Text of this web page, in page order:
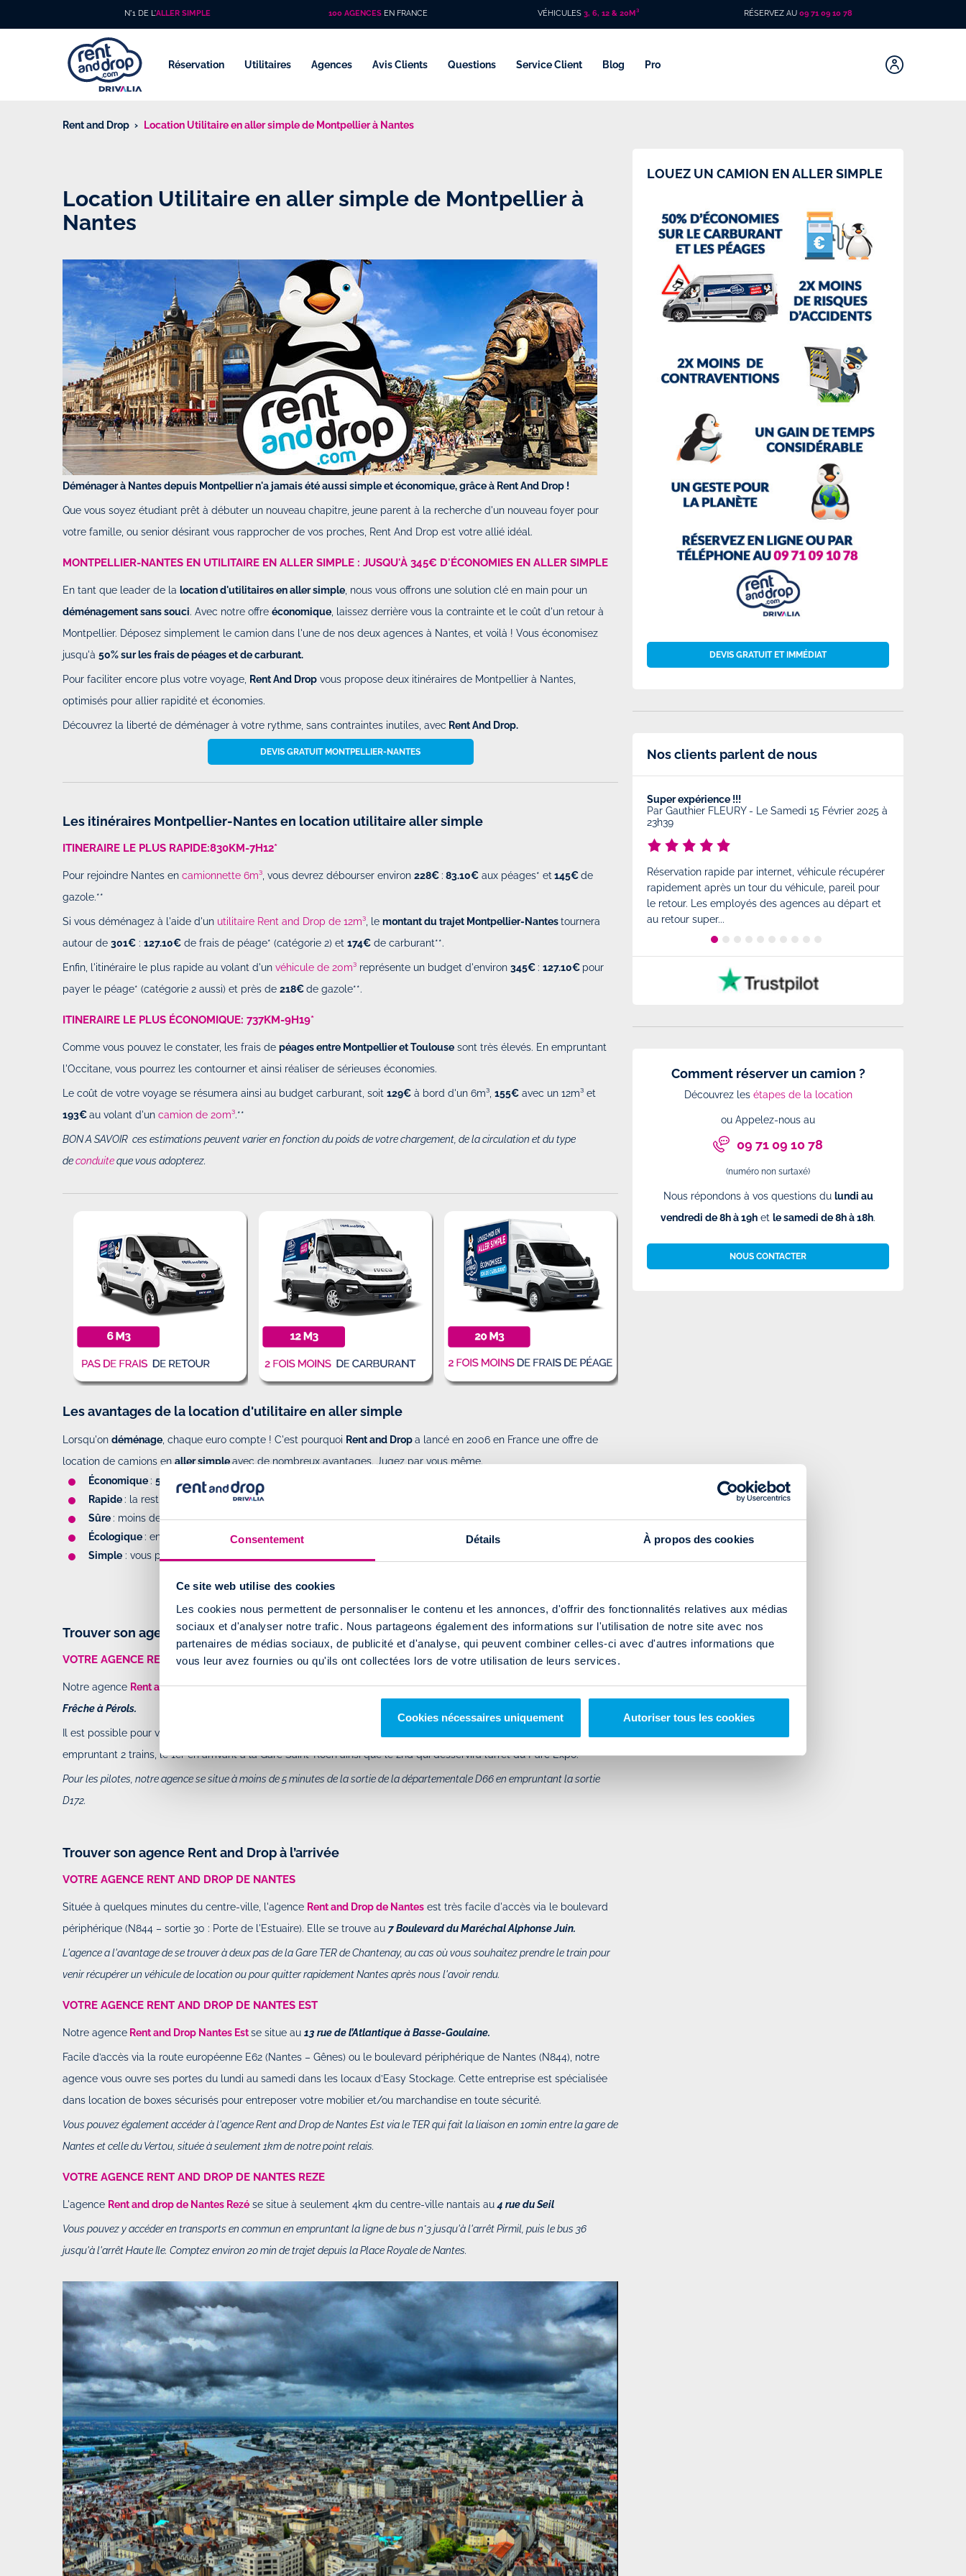
Consentement Détails À propos des cookies
Ce site web utilise des cookies
Les cookies nous permettent de personnaliser le contenu et les annonces, d'offrir des fonctionnalités relatives aux médias
sociaux et d'analyser notre trafic. Nous partageons également des informations sur l'utilisation de notre site avec nos
partenaires de médias sociaux, de publicité et d'analyse, qui peuvent combiner celles-ci avec d'autres informations que
vous leur avez fournies ou qu'ils ont collectées lors de votre utilisation de leurs services.
Cookies nécessaires uniquement Autoriser tous les cookies
N°1 DE L'ALLER SIMPLE 100 AGENCESEN FRANCE VÉHICULES 3, 6, 12 & 20M³ RÉSERVEZ AU09 71 09 10 78
Réservation Utilitaires Agences Avis Clients Questions Service Client Blog Pro
Rent and Drop Location Utilitaire en aller simple de Montpellier à Nantes
Location Utilitaire en aller simple de Montpellier à
Nantes
Déménager à Nantes depuis Montpellier n'a jamais été aussi simple et économique, grâce à Rent And Drop !
Que vous soyez étudiant prêt à débuter un nouveau chapitre, jeune parent à la recherche d'un nouveau foyer pour
votre famille, ou senior désirant vous rapprocher de vos proches, Rent And Drop est votre allié idéal.
MONTPELLIER-NANTES EN UTILITAIRE EN ALLER SIMPLE : JUSQU'À 345€ D'ÉCONOMIES EN ALLER SIMPLE
En tant que leader de la location d'utilitaires en aller simple , nous vous offrons une solution clé en main pour un
déménagement sans souci. Avec notre offre économique , laissez derrière vous la contrainte et le coût d'un retour à
Montpellier. Déposez simplement le camion dans l'une de nos deux agences à Nantes, et voilà ! Vous économisez
jusqu'à 50% sur les frais de péages et de carburant.
Pour faciliter encore plus votre voyage, Rent And Drop vous propose deux itinéraires de Montpellier à Nantes,
optimisés pour allier rapidité et économies.
Découvrez la liberté de déménager à votre rythme, sans contraintes inutiles, avec Rent And Drop.
DEVIS GRATUIT MONTPELLIER-NANTES
Les itinéraires Montpellier-Nantes en location utilitaire aller simple
ITINERAIRE LE PLUS RAPIDE:830KM-7H12*
Pour rejoindre Nantes en camionnette 6m³ , vous devrez débourser environ 228€ : 83.10€ aux péages* et 145€de
gazole.**
Si vous déménagez à l'aide d'un utilitaire Rent and Drop de 12m³ , le montant du trajet Montpellier-Nantestournera
autour de 301€ : 127.10€ de frais de péage* (catégorie 2) et 174€ de carburant**.
Enfin, l'itinéraire le plus rapide au volant d'un véhicule de 20m³ représente un budget d'environ 345€ : 127.10€ pour
payer le péage* (catégorie 2 aussi) et près de 218€de gazole**.
ITINERAIRE LE PLUS ÉCONOMIQUE: 737KM-9H19*
Comme vous pouvez le constater, les frais de péages entre Montpellier et Toulouse sont très élevés. En empruntant
l'Occitane, vous pourrez les contourner et ainsi réaliser de sérieuses économies.
Le coût de votre voyage se résumera ainsi au budget carburant, soit 129€ à bord d'un 6m³, 155€ avec un 12m³ et
193€au volant d'un camion de 20m³.**
BON A SAVOIR ces estimations peuvent varier en fonction du poids de votre chargement, de la circulation et du type
deconduiteque vous adopterez.
Les avantages de la location d'utilitaire en aller simple
Lorsqu'on déménage , chaque euro compte ! C'est pourquoi Rent and Dropa lancé en 2006 en France une offre de
location de camions en aller simpleavec de nombreux avantages. Jugez par vous même.
Économique : 50% d'économies sur les
Rapide : la restitution se fait à l’agence la plus proche de votre lieu d’arrivée
Sûre : moins de temps sur la route permet de réduire les risques d'accidents
Écologique : en trajet unique, les émissions de CO2 sont réduites de 50%
Simple : vous pouvez
Trouver son agence Rent and Drop au départ
VOTRE AGENCE RENT AND DROP DE MONTPELLIER
Notre agence Rent and Drop de Montpellierest située sur leParking Commercial Méditerranée, Avenue Georges
Frêche à Pérols.
Il est possible pour vous de vous y rendre en transport. En effet, vous arriverez du centre de Montpellier en
empruntant 2 trains, le 1er en arrivant à la Gare Saint-Roch ainsi que le 2nd qui desservira l’arrêt du Parc Expo.
Pour les pilotes, notre agence se situe à moins de 5 minutes de la sortie de la départementale D66 en empruntant la sortie
D172.
Trouver son agence Rent and Drop à l’arrivée
VOTRE AGENCE RENT AND DROP DE NANTES
Située à quelques minutes du centre-ville, l'agence Rent and Drop de Nantes est très facile d'accès via le boulevard
périphérique (N844 – sortie 30 : Porte de l'Estuaire). Elle se trouve au 7 Boulevard du Maréchal Alphonse Juin.
L'agence a l'avantage de se trouver à deux pas de la Gare TER de Chantenay, au cas où vous souhaitez prendre le train pour
venir récupérer un véhicule de location ou pour quitter rapidement Nantes après nous l'avoir rendu.
VOTRE AGENCE RENT AND DROP DE NANTES EST
Notre agence Rent and Drop Nantes Estse situe au 13 rue de l’Atlantique à Basse-Goulaine.
Facile d’accès via la route européenne E62 (Nantes – Gênes) ou le boulevard périphérique de Nantes (N844), notre
agence vous ouvre ses portes du lundi au samedi dans les locaux d’Easy Stockage. Cette entreprise est spécialisée
dans location de boxes sécurisés pour entreposer votre mobilier et/ou marchandise en toute sécurité.
Vous pouvez également accéder à l'agence Rent and Drop de Nantes Est via le TER qui fait la liaison en 10min entre la gare de
Nantes et celle du Vertou, située à seulement 1km de notre point relais.
VOTRE AGENCE RENT AND DROP DE NANTES REZE
L'agence Rent and drop de Nantes Rezé se situe à seulement 4km du centre-ville nantais au4 rue du Seil
Vous pouvez y accéder en transports en commun en empruntant la ligne de bus n°3 jusqu'à l'arrêt Pirmil, puis le bus 36
jusqu'à l'arrêt Haute Ile. Comptez environ 20 min de trajet depuis la Place Royale de Nantes.
LOUEZ UN CAMION EN ALLER SIMPLE
DEVIS GRATUIT ET IMMÉDIAT
Nos clients parlent de nous
23h48
Top expérience avec rent and drop. Facile et
bien géré photos...
17h28
Super service et véhicule conforme au attente, et
Super expérience !!!
ParGauthier FLEURY-
Le Samedi 15 Février 2025 à
23h39
Réservation rapide par internet, véhicule récupérer
rapidement après un tour du véhicule, pareil pour
le retour. Les employés des agences au départ et
au retour super...
Comment réserver un camion ?
Découvrez les étapes de la location
ou Appelez-nous au
09 71 09 10 78
(numéro non surtaxé)
Nous répondons à vos questions du lundi au
vendredi de 8h à 19h et le samedi de 8h à 18h.
NOUS CONTACTER